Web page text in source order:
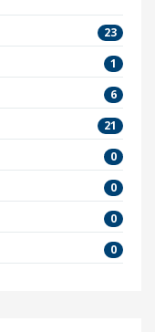
23
1
6
21
0
0
0
0